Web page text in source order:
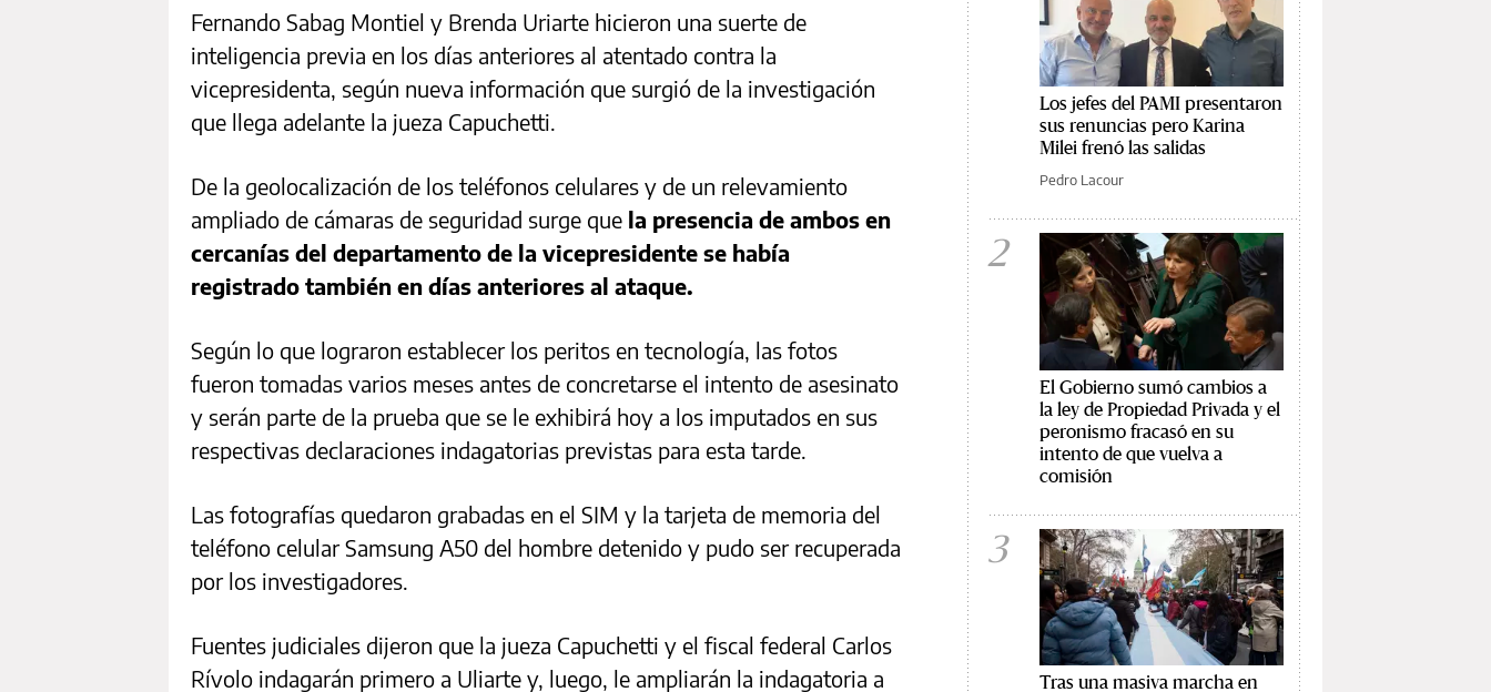
Fernando Sabag Montiel y Brenda Uriarte hicieron una suerte de
inteligencia previa en los días anteriores al atentado contra la
vicepresidenta, según nueva información que surgió de la investigación
que llega adelante la jueza Capuchetti.
De la geolocalización de los teléfonos celulares y de un relevamiento
ampliado de cámaras de seguridad surge que la presencia de ambos en
cercanías del departamento de la vicepresidente se había
registrado también en días anteriores al ataque.
Según lo que lograron establecer los peritos en tecnología, las fotos
fueron tomadas varios meses antes de concretarse el intento de asesinato
y serán parte de la prueba que se le exhibirá hoy a los imputados en sus
respectivas declaraciones indagatorias previstas para esta tarde.
Las fotografías quedaron grabadas en el SIM y la tarjeta de memoria del
teléfono celular Samsung A50 del hombre detenido y pudo ser recuperada
por los investigadores.
Fuentes judiciales dijeron que la jueza Capuchetti y el fiscal federal Carlos
Rívolo indagarán primero a Uliarte y, luego, le ampliarán la indagatoria a
Los jefes del PAMI presentaron
sus renuncias pero Karina
Milei frenó las salidas
Pedro Lacour
2
El Gobierno sumó cambios a
la ley de Propiedad Privada y el
peronismo fracasó en su
intento de que vuelva a
comisión
3
Tras una masiva marcha en